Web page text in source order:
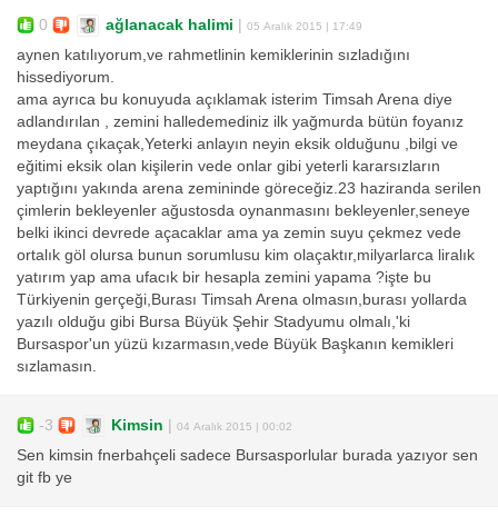
0 ağlanacak halimi 05 Aralık 2015 | 17:49
aynen katılıyorum,ve rahmetlinin kemiklerinin sızladığını
hissediyorum.
ama ayrıca bu konuyuda açıklamak isterim Timsah Arena diye
adlandırılan , zemini halledemediniz ilk yağmurda bütün foyanız
meydana çıkaçak,Yeterki anlayın neyin eksik olduğunu ,bilgi ve
eğitimi eksik olan kişilerin vede onlar gibi yeterli kararsızların
yaptığını yakında arena zemininde göreceğiz.23 haziranda serilen
çimlerin bekleyenler ağustosda oynanmasını bekleyenler,seneye
belki ikinci devrede açacaklar ama ya zemin suyu çekmez vede
ortalık göl olursa bunun sorumlusu kim olaçaktır,milyarlarca liralık
yatırım yap ama ufacık bir hesapla zemini yapama ?işte bu
Türkiyenin gerçeği,Burası Timsah Arena olmasın,burası yollarda
yazılı olduğu gibi Bursa Büyük Şehir Stadyumu olmalı,'ki
Bursaspor'un yüzü kızarmasın,vede Büyük Başkanın kemikleri
sızlamasın.
-3 Kimsin 04 Aralık 2015 | 00:02
Sen kimsin fnerbahçeli sadece Bursasporlular burada yazıyor sen
git fb ye